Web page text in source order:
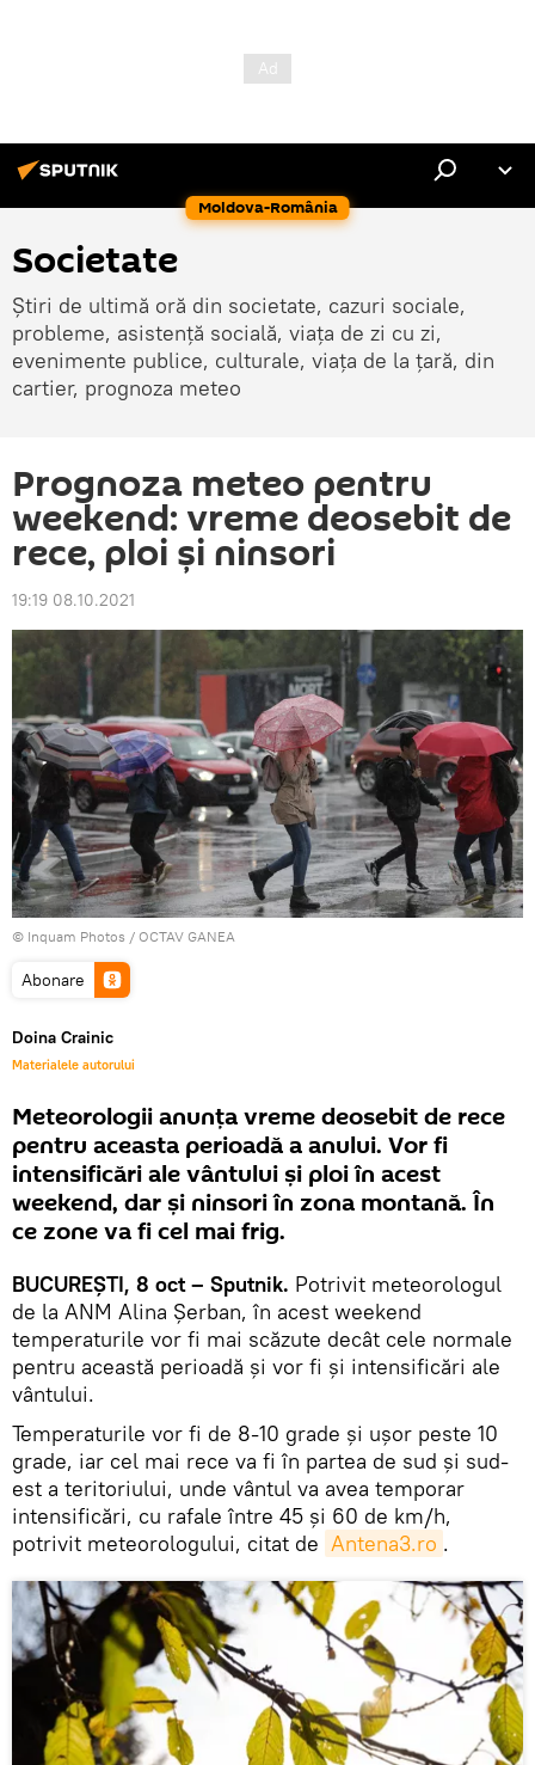
Moldova-România
Societate
Știri de ultimă oră din societate, cazuri sociale,
probleme, asistență socială, viața de zi cu zi,
evenimente publice, culturale, viața de la țară, din
cartier, prognoza meteo
Prognoza meteo pentru
weekend: vreme deosebit de
rece, ploi şi ninsori
19:19 08.10.2021
© Inquam Photos / OCTAV GANEA
Abonare
Doina Crainic
Materialele autorului
Meteorologii anunţa vreme deosebit de rece
pentru aceasta perioadă a anului. Vor fi
intensificări ale vântului şi ploi în acest
weekend, dar şi ninsori în zona montană. În
ce zone va fi cel mai frig.
BUCUREŞTI, 8 oct – Sputnik. Potrivit meteorologul
de la ANM Alina Șerban, în acest weekend
temperaturile vor fi mai scăzute decât cele normale
pentru această perioadă şi vor fi şi intensificări ale
vântului.
Temperaturile vor fi de 8-10 grade și ușor peste 10
grade, iar cel mai rece va fi în partea de sud și sud-
est a teritoriului, unde vântul va avea temporar
intensificări, cu rafale între 45 și 60 de km/h,
potrivit meteorologului, citat de Antena3.ro .